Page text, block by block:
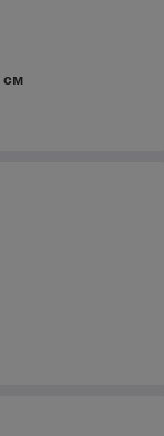
см